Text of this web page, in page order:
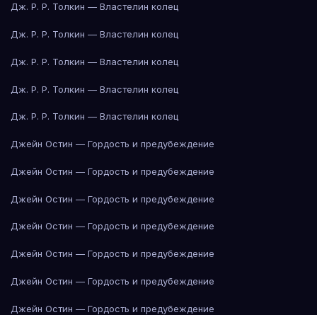
Дж. Р. Р. Толкин — Властелин колец
Дж. Р. Р. Толкин — Властелин колец
Дж. Р. Р. Толкин — Властелин колец
Дж. Р. Р. Толкин — Властелин колец
Дж. Р. Р. Толкин — Властелин колец
Джейн Остин — Гордость и предубеждение
Джейн Остин — Гордость и предубеждение
Джейн Остин — Гордость и предубеждение
Джейн Остин — Гордость и предубеждение
Джейн Остин — Гордость и предубеждение
Джейн Остин — Гордость и предубеждение
Джейн Остин — Гордость и предубеждение